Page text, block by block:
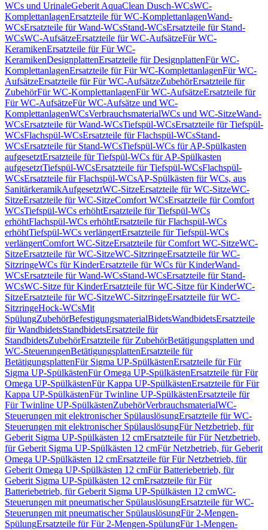
WCs und UrinaleGeberit AquaClean Dusch-WCsWC-
KomplettanlagenErsatzteile für WC-KomplettanlagenWand-
WCsErsatzteile für Wand-WCsStand-WCsErsatzteile für Stand-
WCsWC-AufsätzeErsatzteile für WC-AufsätzeFür WC-
KeramikenErsatzteile für Für WC-
KeramikenDesignplattenErsatzteile für DesignplattenFür WC-
KomplettanlagenErsatzteile für Für WC-KomplettanlagenFür WC-
AufsätzeErsatzteile für Für WC-AufsätzeZubehörErsatzteile für
ZubehörFür WC-KomplettanlagenFür WC-AufsätzeErsatzteile für
Für WC-AufsätzeFür WC-Aufsätze und WC-
KomplettanlagenWCsVerbrauchsmaterialWCs und WC-SitzeWand-
WCsErsatzteile für Wand-WCsTiefspül-WCsErsatzteile für Tiefspül-
WCsFlachspül-WCsErsatzteile für Flachspül-WCsStand-
WCsErsatzteile für Stand-WCsTiefspül-WCs für AP-Spülkasten
aufgesetztErsatzteile für Tiefspül-WCs für AP-Spülkasten
aufgesetztTiefspül-WCsErsatzteile für Tiefspül-WCsFlachspül-
WCsErsatzteile für Flachspül-WCsAP-Spülkästen für WCs, aus
SanitärkeramikAufgesetztWC-SitzeErsatzteile für WC-SitzeWC-
SitzeErsatzteile für WC-SitzeComfort WCsErsatzteile für Comfort
WCsTiefspül-WCs erhöhtErsatzteile für Tiefspül-WCs
erhöhtFlachspül-WCs erhöhtErsatzteile für Flachspül-WCs
erhöhtTiefspül-WCs verlängertErsatzteile für Tiefspül-WCs
verlängertComfort WC-SitzeErsatzteile für Comfort WC-SitzeWC-
SitzeErsatzteile für WC-SitzeWC-SitzringeErsatzteile für WC-
SitzringeWCs für KinderErsatzteile für WCs für KinderWand-
WCsErsatzteile für Wand-WCsStand-WCsErsatzteile für Stand-
WCsWC-Sitze für KinderErsatzteile für WC-Sitze für KinderWC-
SitzeErsatzteile für WC-SitzeWC-SitzringeErsatzteile für WC-
SitzringeHock-WCsMit
SpülungZubehörBefestigungsmaterialBidetsWandbidetsErsatzteile
für WandbidetsStandbidetsErsatzteile für
StandbidetsZubehörErsatzteile für ZubehörBetätigungsplatten und
WC-SteuerungenBetätigungsplattenErsatzteile für
BetätigungsplattenFür Sigma UP-SpülkästenErsatzteile für Für
Sigma UP-SpülkästenFür Omega UP-SpülkästenErsatzteile für Für
Omega UP-SpülkästenFür Kappa UP-SpülkästenErsatzteile für Für
Kappa UP-SpülkästenFür Twinline UP-SpülkästenErsatzteile für
Für Twinline UP-SpülkästenZubehörVerbrauchsmaterialWC-
Steuerungen mit elektronischer SpülauslösungErsatzteile für WC-
Steuerungen mit elektronischer SpülauslösungFür Netzbetrieb, für
Geberit Sigma UP-Spülkästen 12 cmErsatzteile für Für Netzbetrieb,
für Geberit Sigma UP-Spülkästen 12 cmFür Netzbetrieb, für Geberit
Omega UP-Spülkästen 12 cmErsatzteile für Für Netzbetrieb, für
Geberit Omega UP-Spülkästen 12 cmFür Batteriebetrieb, für
Geberit Sigma UP-Spülkästen 12 cmErsatzteile für Für
Batteriebetrieb, für Geberit Sigma UP-Spülkästen 12 cmWC-
Steuerungen mit pneumatischer SpülauslösungErsatzteile für WC-
Steuerungen mit pneumatischer SpülauslösungFür 2-Mengen-
SpülungErsatzteile für Für 2-Mengen-SpülungFür 1-Mengen-